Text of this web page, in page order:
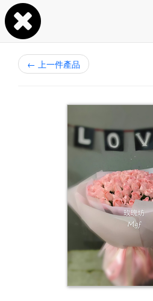
← 上一件產品